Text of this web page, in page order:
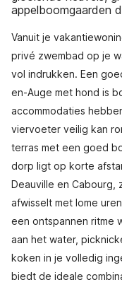
appelboomgaarden
Vanuit je
privé zwembad op je
vol indrukken. Een
en-Auge met hond is
accommodaties
viervoeter veilig kan
terras met een goed
dorp ligt op korte
Deauville en Cabourg,
afwisselt met lome
een ontspannen ritme
aan het water,
koken in je volledig
biedt de ideale